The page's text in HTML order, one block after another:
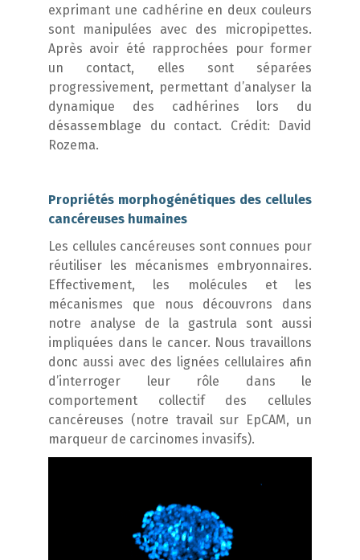
exprimant une cadhérine en deux couleurs
sont manipulées avec des micropipettes.
Après avoir été rapprochées pour former
un contact, elles sont séparées
progressivement, permettant d’analyser la
dynamique des cadhérines lors du
désassemblage du contact. Crédit: David
Rozema.
Propriétés morphogénétiques des cellules
cancéreuses humaines
Les cellules cancéreuses sont connues pour
réutiliser les mécanismes embryonnaires.
Effectivement, les molécules et les
mécanismes que nous découvrons dans
notre analyse de la gastrula sont aussi
impliquées dans le cancer. Nous travaillons
donc aussi avec des lignées cellulaires afin
d’interroger leur rôle dans le
comportement collectif des cellules
cancéreuses (notre travail sur EpCAM, un
marqueur de carcinomes invasifs).